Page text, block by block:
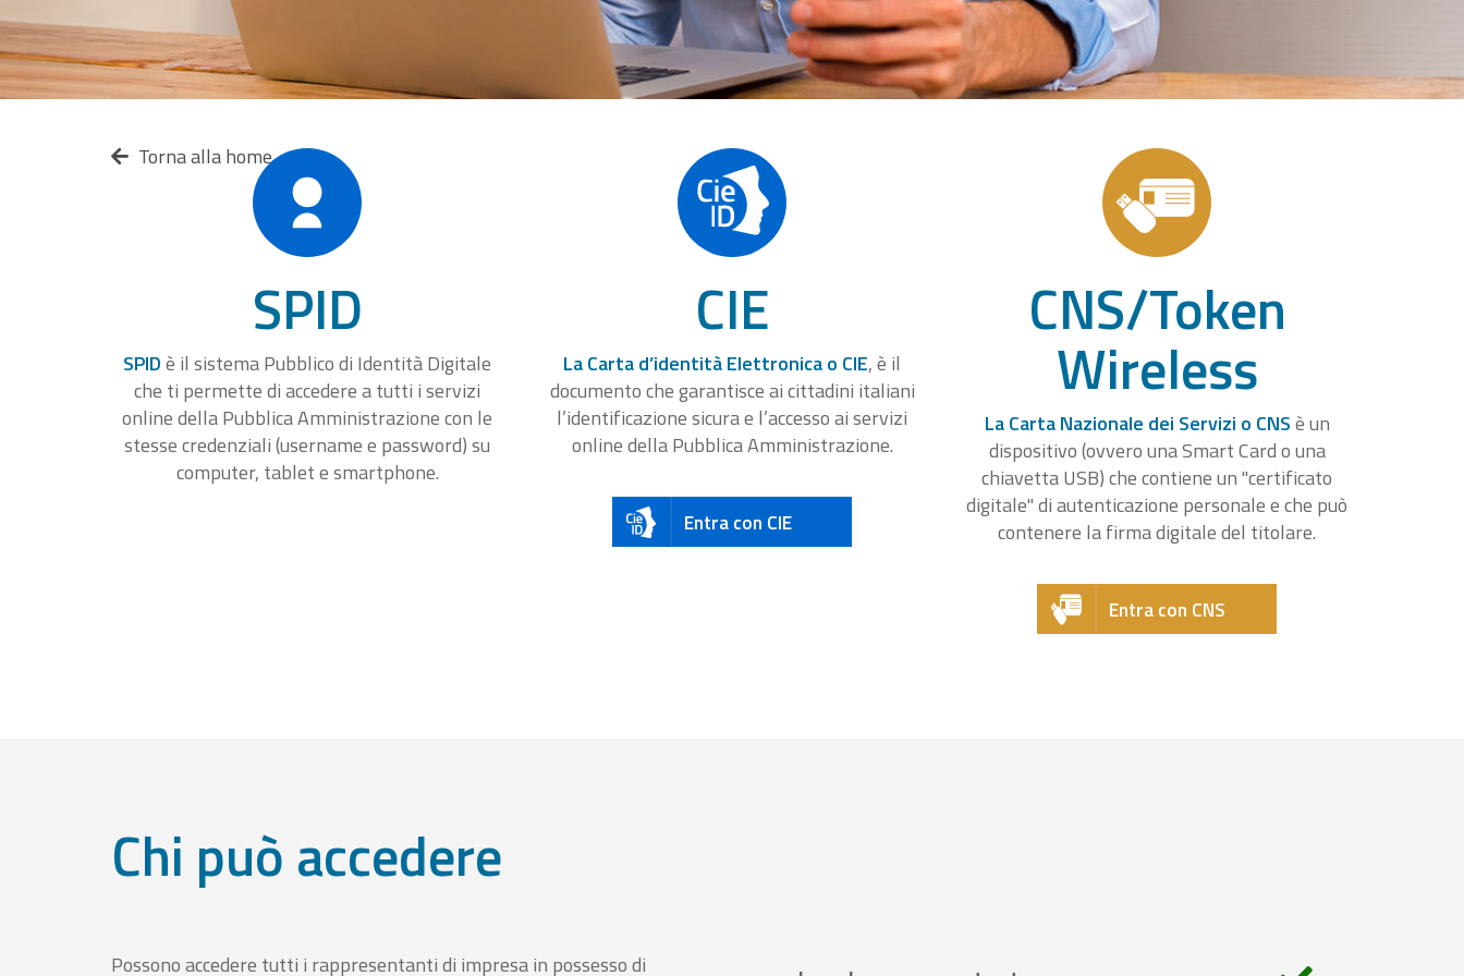
Torna alla home
SPID
SPIDè il sistema Pubblico di Identità Digitale
che ti permette di accedere a tutti i servizi
online della Pubblica Amministrazione con le
stesse credenziali (username e password) su
computer, tablet e smartphone.
CIE
La Carta d’identità Elettronica o CIE, è il
documento che garantisce ai cittadini italiani
l’identificazione sicura e l’accesso ai servizi
online della Pubblica Amministrazione.
Entra con CIE
CNS/Token
Wireless
La Carta Nazionale dei Servizi o CNSè un
dispositivo (ovvero una Smart Card o una
chiavetta USB) che contiene un "certificato
digitale" di autenticazione personale e che può
contenere la firma digitale del titolare.
Entra con CNS
Chi può accedere
Possono accedere tutti i rappresentanti di impresa in possesso di